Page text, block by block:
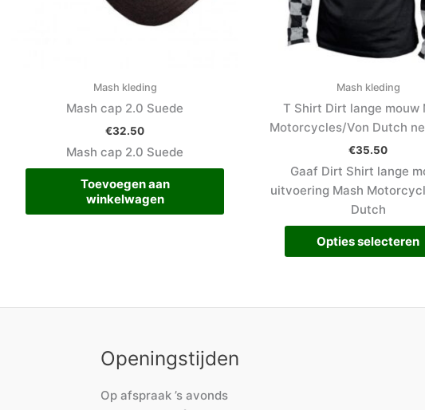
Mash kleding
Mash cap 2.0 Suede
€32.50
Mash cap 2.0 Suede
Toevoegen aan
winkelwagen
Mash kleding
T Shirt Dirt lange mouw
Motorcycles/Von Dutch
€35.50
Gaaf Dirt Shirt lange
uitvoering Mash
Dutch
Opties selecteren
Openingstijden
Op afspraak ’s avonds